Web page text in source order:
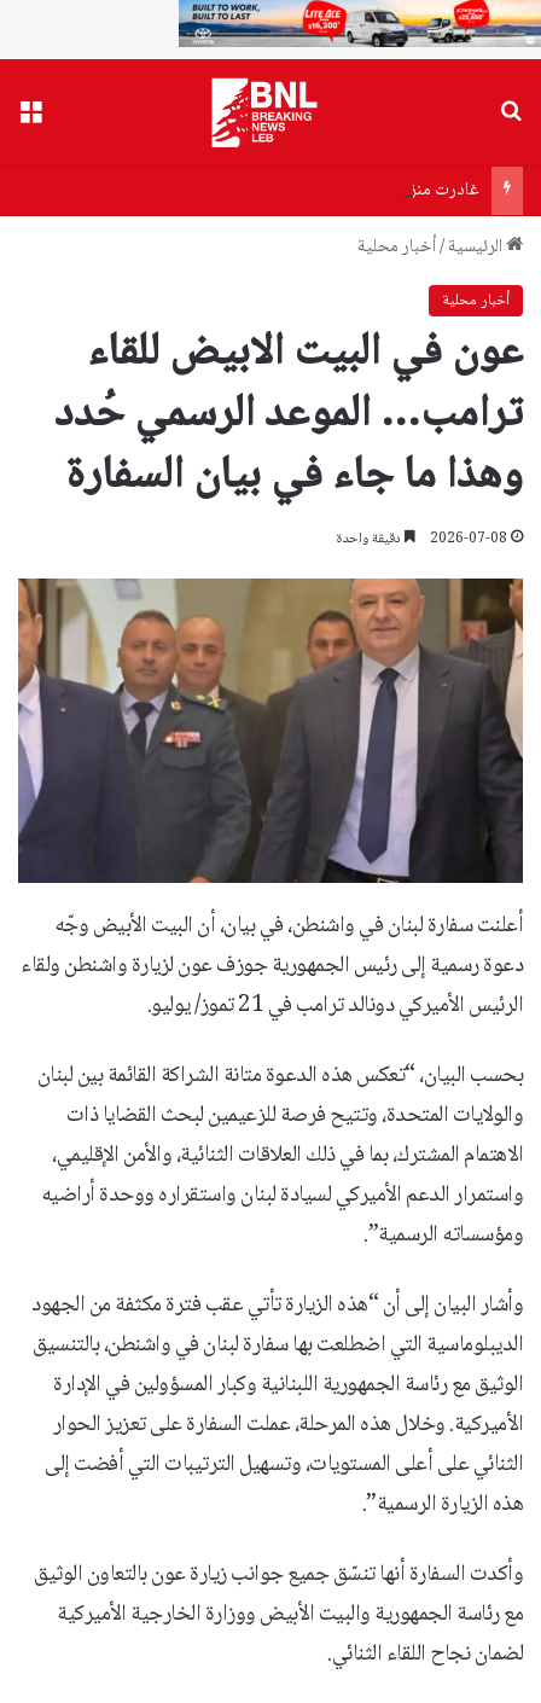
الرئيسية/أخبار محلية
أخبار محلية
عون في البيت الابيض للقاء
ترامب… الموعد الرسمي حُدد
وهذا ما جاء في بيان السفارة
2026-07-08 دقيقة واحدة
أعلنت سفارة لبنان في واشنطن، في بيان، أن البيت الأبيض وجّه
دعوة رسمية إلى رئيس الجمهورية جوزف عون لزيارة واشنطن ولقاء
الرئيس الأميركي دونالد ترامب في 21 تموز/ يوليو.
بحسب البيان، “تعكس هذه الدعوة متانة الشراكة القائمة بين لبنان
والولايات المتحدة، وتتيح فرصة للزعيمين لبحث القضايا ذات
الاهتمام المشترك، بما في ذلك العلاقات الثنائية، والأمن الإقليمي،
واستمرار الدعم الأميركي لسيادة لبنان واستقراره ووحدة أراضيه
ومؤسساته الرسمية”.
وأشار البيان إلى أن “هذه الزيارة تأتي عقب فترة مكثفة من الجهود
الديبلوماسية التي اضطلعت بها سفارة لبنان في واشنطن، بالتنسيق
الوثيق مع رئاسة الجمهورية اللبنانية وكبار المسؤولين في الإدارة
الأميركية. وخلال هذه المرحلة، عملت السفارة على تعزيز الحوار
الثنائي على أعلى المستويات، وتسهيل الترتيبات التي أفضت إلى
هذه الزيارة الرسمية”.
وأكدت السفارة أنها تنسّق جميع جوانب زيارة عون بالتعاون الوثيق
مع رئاسة الجمهورية والبيت الأبيض ووزارة الخارجية الأميركية
لضمان نجاح اللقاء الثنائي.